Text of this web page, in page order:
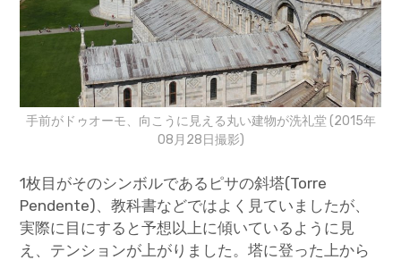
手前がドゥオーモ、向こうに見える丸い建物が洗礼堂 (2015年
08月28日撮影)
1枚目がそのシンボルであるピサの斜塔(Torre
Pendente)、教科書などではよく見ていましたが、
実際に目にすると予想以上に傾いているように見
え、テンションが上がりました。塔に登った上から